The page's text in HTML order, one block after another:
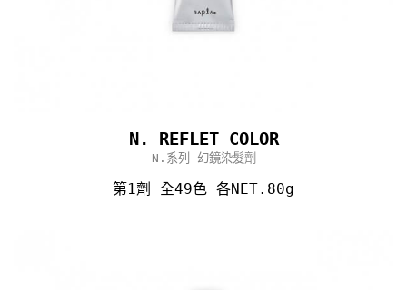
N. REFLET COLOR
N.系列 幻鏡染髮劑
第1劑 全49色 各NET.80g